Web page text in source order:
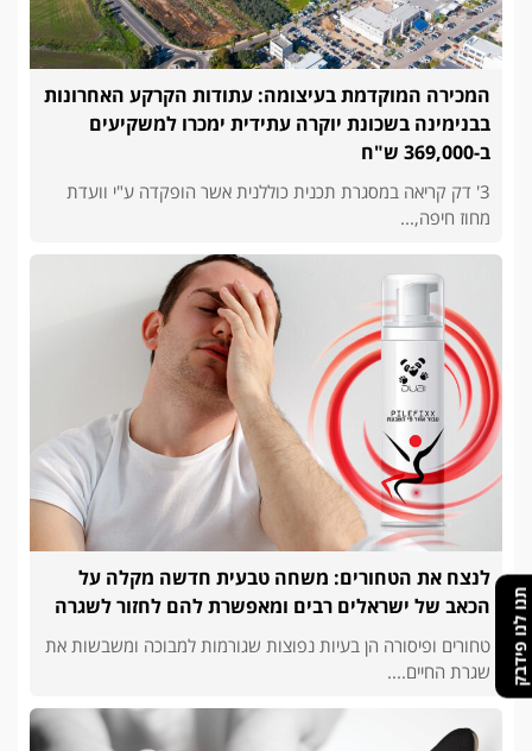
תנו לנו פידבק
המכירה המוקדמת בעיצומה: עתודות הקרקע האחרונות
בבנימינה בשכונת יוקרה עתידית ימכרו למשקיעים
ב-369,000 ש"ח
3' דק קריאה במסגרת תכנית כוללנית אשר הופקדה ע"י וועדת
מחוז חיפה,...
לנצח את הטחורים: משחה טבעית חדשה מקלה על
הכאב של ישראלים רבים ומאפשרת להם לחזור לשגרה
טחורים ופיסורה הן בעיות נפוצות שגורמות למבוכה ומשבשות את
שגרת החיים....